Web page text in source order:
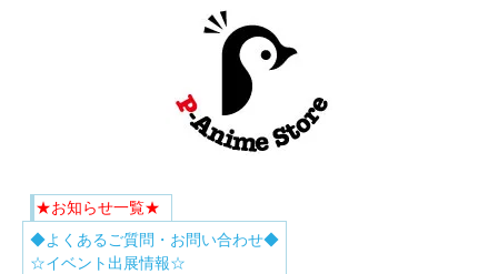
★お知らせ一覧★
◆よくあるご質問・お問い合わせ◆
☆イベント出展情報☆